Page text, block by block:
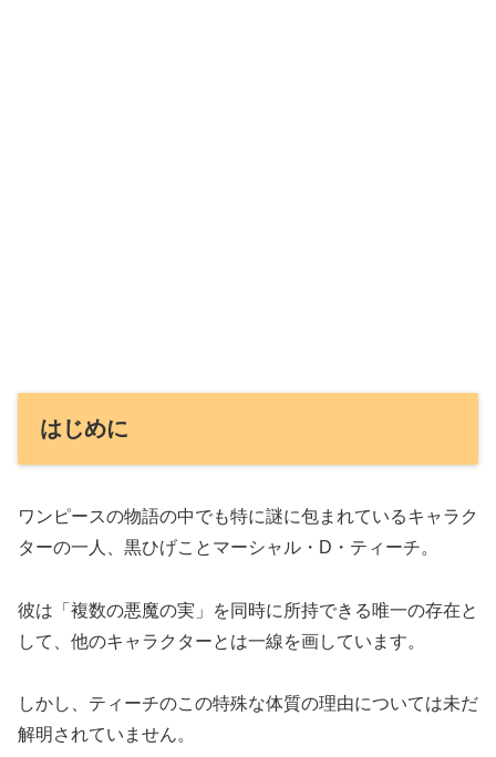
はじめに
ワンピースの物語の中でも特に謎に包まれているキャラク
ターの一人、黒ひげことマーシャル・D・ティーチ。
彼は「複数の悪魔の実」を同時に所持できる唯一の存在と
して、他のキャラクターとは一線を画しています。
しかし、ティーチのこの特殊な体質の理由については未だ
解明されていません。